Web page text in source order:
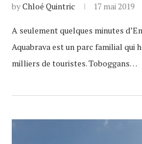
byChloé Quintric 17 mai 2019
A seulement quelques minutes
Aquabrava est un parc familial qui
milliers de touristes. Toboggans…